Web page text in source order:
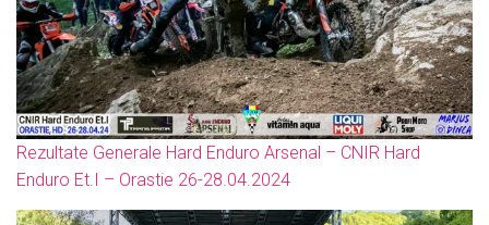
Rezultate Generale Hard Enduro Arsenal – CNIR Hard
Enduro Et.I – Orastie 26-28.04.2024